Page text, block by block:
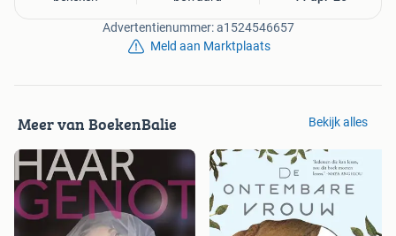
Advertentienummer: a1524546657
Meld aan Marktplaats
Meer van BoekenBalie Bekijk alles